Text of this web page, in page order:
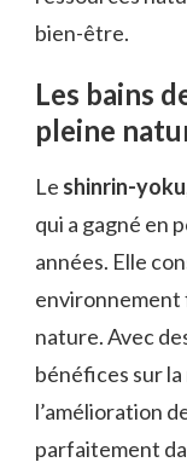
bien-être.
Les bains
pleine
Le shinrin-yoku
qui a gagné en
années. Elle
environnement
nature. Avec
bénéfices sur
l’amélioration
parfaitement